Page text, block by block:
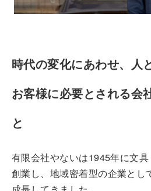
時代の変化にあわせ、人
お客様に必要とされる会
と
有限会社やないは1945年に文
創業し、地域密着型の企業とし